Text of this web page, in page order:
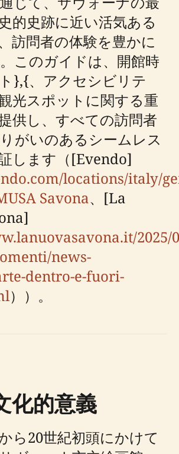
的史跡に近い活気ある
訪問者の体験を豊かに
このガイドは、開館時
},{、アクセシビリテ
光スポットに関する重
供し、すべての訪問者
がいのあるシームレス
します（[Evendo]
locations/italy/
Savona、[La
2025/
news-
dentro-e-fuori-
））。
化的意義
ら20世紀初頭にかけて